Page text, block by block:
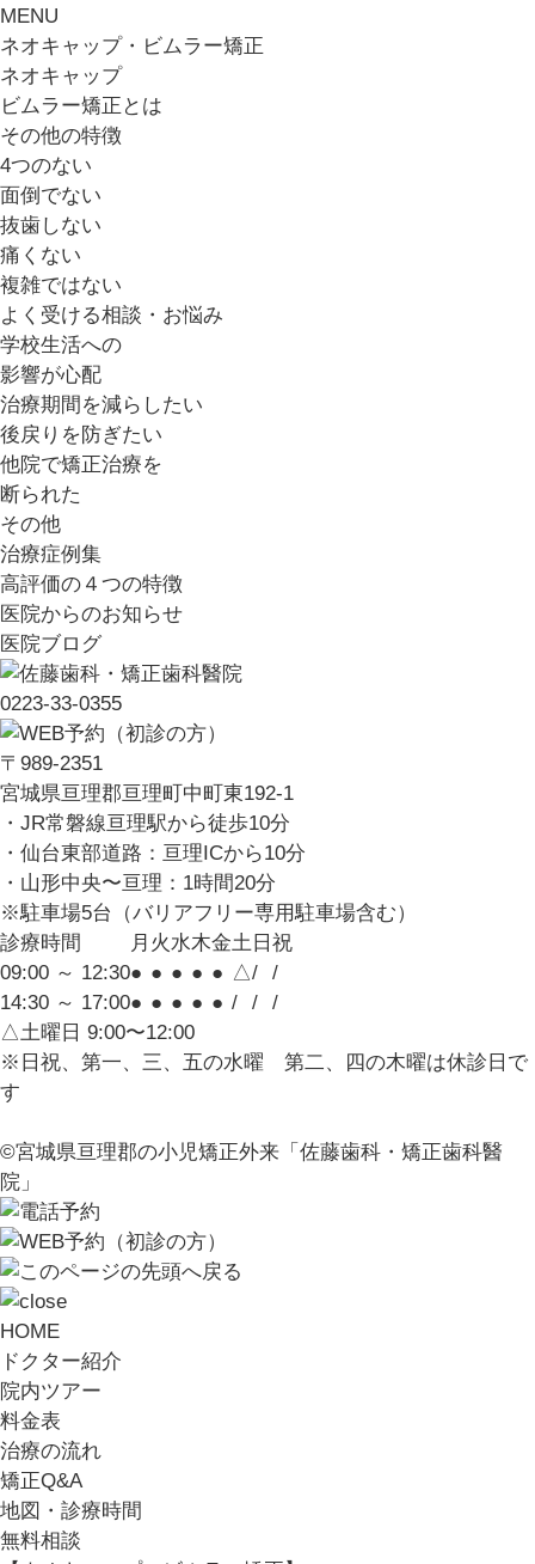
MENU
ネオキャップ・ビムラー矯正
ネオキャップ
ビムラー矯正とは
その他の特徴
4つのない
面倒でない
抜歯しない
痛くない
複雑ではない
よく受ける相談・お悩み
学校生活への
影響が心配
治療期間を減らしたい
後戻りを防ぎたい
他院で矯正治療を
断られた
その他
治療症例集
高評価の４つの特徴
医院からのお知らせ
医院ブログ
0223-33-0355
〒989-2351
宮城県亘理郡亘理町中町東192-1
・JR常磐線亘理駅から徒歩10分
・仙台東部道路：亘理ICから10分
・山形中央〜亘理：1時間20分
※駐車場5台（バリアフリー専用駐車場含む）
診療時間
月 火水木金土 日 祝
09:00 ～ 12:30● ● ● ● ● △/
/
14:30 ～ 17:00● ● ● ● ● / /
/
△土曜日 9:00〜12:00
※日祝、第一、三、五の水曜 第二、四の木曜は休診日で
す
©宮城県亘理郡の小児矯正外来「佐藤歯科・矯正歯科醫
院」
HOME
ドクター紹介
院内ツアー
料金表
治療の流れ
矯正Q&A
地図・診療時間
無料相談